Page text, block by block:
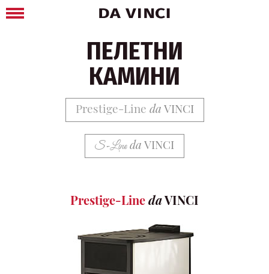
ПЕЛЕТНИ
КАМИНИ
Prestige-Line daVINCI
S-Line daVINCI
Prestige-LinedaVINCI